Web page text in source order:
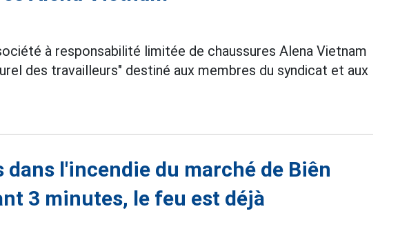
à responsabilité limitée de chaussures Alena Vietnam
des travailleurs" destiné aux membres du syndicat et aux
l'incendie du marché de Biên
3 minutes, le feu est déjà